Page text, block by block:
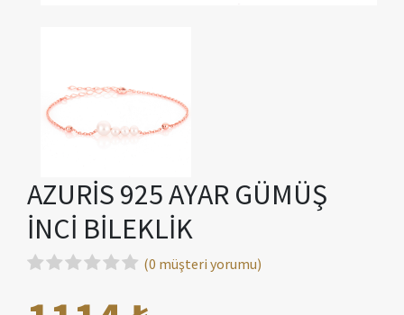
AZURİS 925 AYAR GÜMÜŞ
İNCİ BİLEKLİK
(0 müşteri yorumu)